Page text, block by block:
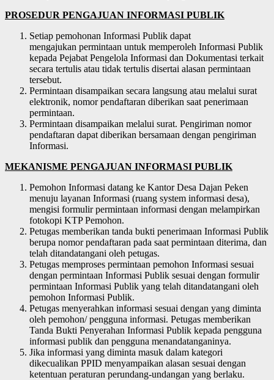
PROSEDUR PENGAJUAN INFORMASI PUBLIK
Setiap pemohonan Informasi Publik dapat
mengajukan permintaan untuk memperoleh Informasi Publik
kepada Pejabat Pengelola Informasi dan Dokumentasi terkait
secara tertulis atau tidak tertulis disertai alasan permintaan
tersebut.
Permintaan disampaikan secara langsung atau melalui surat
elektronik, nomor pendaftaran diberikan saat penerimaan
permintaan.
Permintaan disampaikan melalui surat. Pengiriman nomor
pendaftaran dapat diberikan bersamaan dengan pengiriman
Informasi.
MEKANISME PENGAJUAN INFORMASI PUBLIK
Pemohon Informasi datang ke Kantor Desa Dajan Peken
menuju layanan Informasi (ruang system informasi desa),
mengisi formulir permintaan informasi dengan melampirkan
fotokopi KTP Pemohon.
Petugas memberikan tanda bukti penerimaan Informasi Publik
berupa nomor pendaftaran pada saat permintaan diterima, dan
telah ditandatangani oleh petugas.
Petugas memproses permintaan pemohon Informasi sesuai
dengan permintaan Informasi Publik sesuai dengan formulir
permintaan Informasi Publik yang telah ditandatangani oleh
pemohon Informasi Publik.
Petugas menyerahkan informasi sesuai dengan yang diminta
oleh pemohon/ pengguna informasi. Petugas memberikan
Tanda Bukti Penyerahan Informasi Publik kepada pengguna
informasi publik dan pengguna menandatanganinya.
Jika informasi yang diminta masuk dalam kategori
dikecualikan PPID menyampaikan alasan sesuai dengan
ketentuan peraturan perundang-undangan yang berlaku.